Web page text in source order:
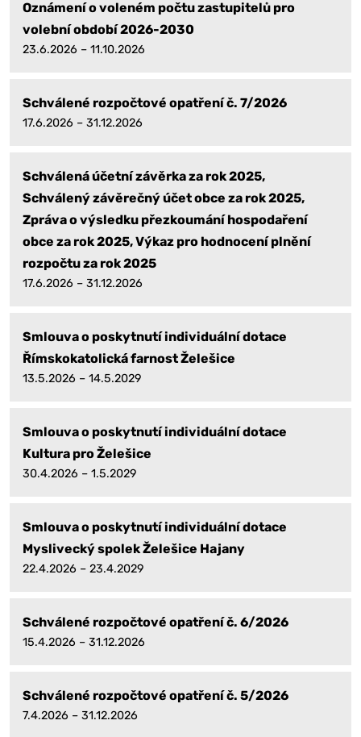
Oznámení o voleném počtu zastupitelů pro
volební období 2026-2030
23.6.2026 – 11.10.2026
Schválené rozpočtové opatření č. 7/2026
17.6.2026 – 31.12.2026
Schválená účetní závěrka za rok 2025,
Schválený závěrečný účet obce za rok 2025,
Zpráva o výsledku přezkoumání hospodaření
obce za rok 2025, Výkaz pro hodnocení plnění
rozpočtu za rok 2025
17.6.2026 – 31.12.2026
Smlouva o poskytnutí individuální dotace
Římskokatolická farnost Želešice
13.5.2026 – 14.5.2029
Smlouva o poskytnutí individuální dotace
Kultura pro Želešice
30.4.2026 – 1.5.2029
Smlouva o poskytnutí individuální dotace
Myslivecký spolek Želešice Hajany
22.4.2026 – 23.4.2029
Schválené rozpočtové opatření č. 6/2026
15.4.2026 – 31.12.2026
Schválené rozpočtové opatření č. 5/2026
7.4.2026 – 31.12.2026